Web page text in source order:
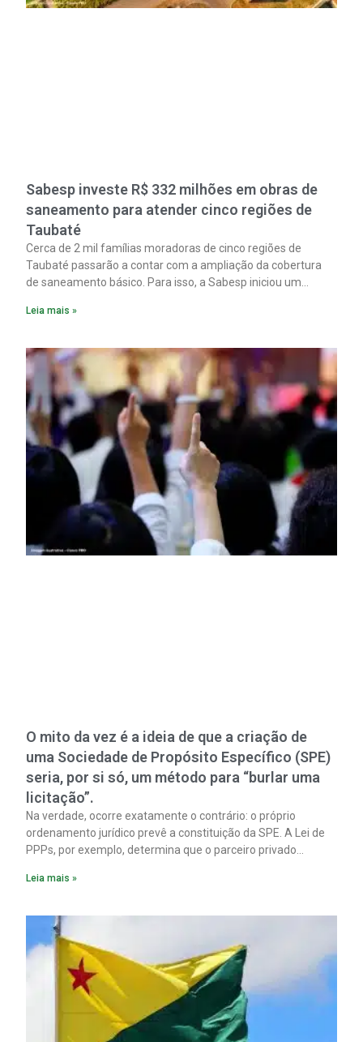
Sabesp investe R$ 332 milhões em obras de
saneamento para atender cinco regiões de
Taubaté
Cerca de 2 mil famílias moradoras de cinco regiões de
Taubaté passarão a contar com a ampliação da cobertura
de saneamento básico. Para isso, a Sabesp iniciou um
milhões.
Leia mais »
O mito da vez é a ideia de que a criação de
uma Sociedade de Propósito Específico (SPE)
seria, por si só, um método para “burlar uma
licitação”.
Na verdade, ocorre exatamente o contrário: o próprio
ordenamento jurídico prevê a constituição da SPE. A Lei de
PPPs, por exemplo, determina que o parceiro privado
empreendimento. Ou seja, a suposta “fraude à licitação” é
figura é facultativa e sujeita a uma escolha racional de
projeto a projeto.
Leia mais »